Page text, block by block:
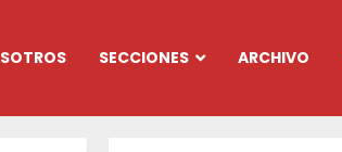
SECCIONES ARCHIVO